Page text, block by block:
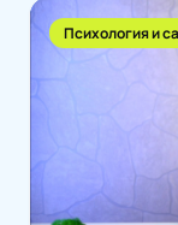
Психология и